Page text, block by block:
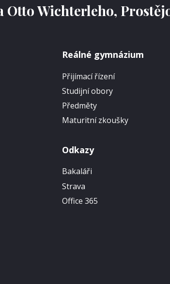
Otto Wichterleho,
Reálné gymnázium
Přijímací řízení
Studijní obory
Předměty
Maturitní zkoušky
Odkazy
Bakaláři
Strava
Office 365